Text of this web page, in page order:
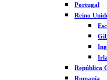
Portugal
Reino
República
Rumanía